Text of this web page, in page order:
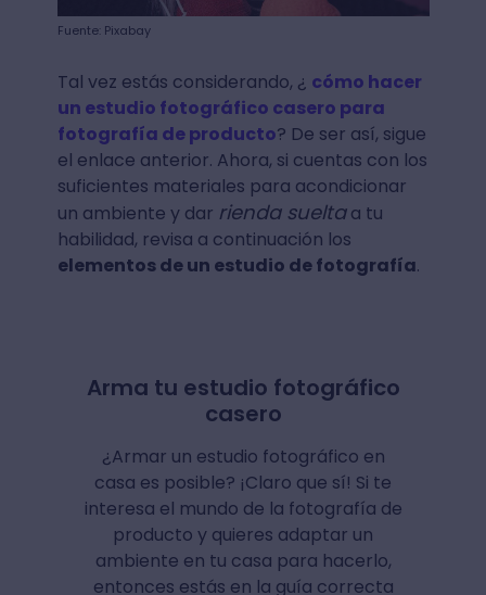
Fuente: Pixabay
Tal vez estás considerando, ¿ cómo hacer
un estudio fotográfico casero para
fotografía de producto? De ser así, sigue
el enlace anterior. Ahora, si cuentas con los
suficientes materiales para acondicionar
un ambiente y dar rienda sueltaa tu
habilidad, revisa a continuación los
elementos de un estudio de fotografía.
Arma tu estudio fotográfico
casero
¿Armar un estudio fotográfico en
casa es posible? ¡Claro que sí! Si te
interesa el mundo de la fotografía de
producto y quieres adaptar un
ambiente en tu casa para hacerlo,
entonces estás en la guía correcta